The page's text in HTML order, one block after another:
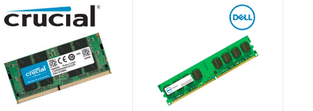
16GB SO-DIMM-
21300 2666MHZ
DDR4 32GB 2RX8
UNBUFFERED